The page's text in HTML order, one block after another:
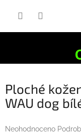
Ploché
WAU dog
Průměrné
Neohodnoceno